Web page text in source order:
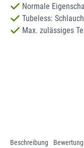
Normale
Tubeless:
Max. zulässiges
Beschreibung